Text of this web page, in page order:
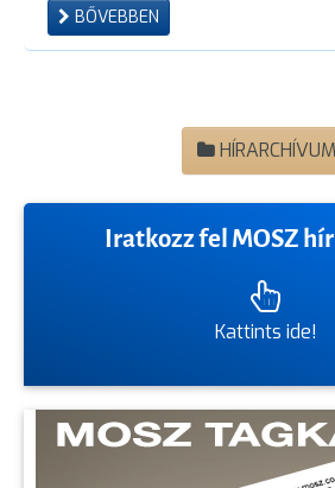
BŐVEBBEN
HÍRARCHÍVUM
Iratkozz fel MOSZ
Kattints ide!